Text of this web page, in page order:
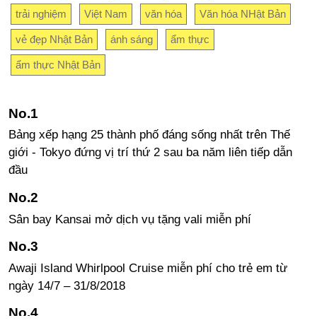
trải nghiệm Việt Nam văn hóa Văn hóa NHật Bản
vẻ đẹp Nhật Bản ánh sáng ẩm thực
ẩm thực Nhật Bản
Bảng xếp hạng 25 thành phố đáng sống nhất trên Thế
giới - Tokyo đứng vị trí thứ 2 sau ba năm liên tiếp dẫn
đầu
Sân bay Kansai mở dịch vụ tặng vali miễn phí
Awaji Island Whirlpool Cruise miễn phí cho trẻ em từ
ngày 14/7 – 31/8/2018